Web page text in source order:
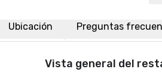
Ubicación Preguntas
Vista general del